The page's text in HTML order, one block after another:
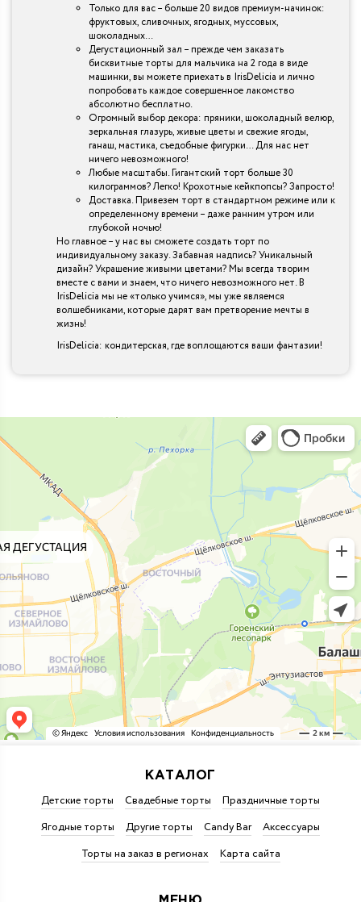
Только для вас – больше 20 видов премиум-начинок:
фруктовых, сливочных, ягодных, муссовых,
шоколадных…
Дегустационный зал – прежде чем заказать
бисквитные торты для мальчика на 2 года в виде
машинки, вы можете приехать в IrisDelicia и лично
попробовать каждое совершенное лакомство
абсолютно бесплатно.
Огромный выбор декора: пряники, шоколадный велюр,
зеркальная глазурь, живые цветы и свежие ягоды,
ганаш, мастика, съедобные фигурки… Для нас нет
ничего невозможного!
Любые масштабы. Гигантский торт больше 30
килограммов? Легко! Крохотные кейкпопсы? Запросто!
Доставка. Привезем торт в стандартном режиме или к
определенному времени – даже ранним утром или
глубокой ночью!
Но главное – у нас вы сможете создать торт по
индивидуальному заказу. Забавная надпись? Уникальный
дизайн? Украшение живыми цветами? Мы всегда творим
вместе с вами и знаем, что ничего невозможного нет. В
IrisDelicia мы не «только учимся», мы уже являемся
волшебниками, которые дарят вам претворение мечты в
жизнь!
IrisDelicia: кондитерская, где воплощаются ваши фантазии!
КАТАЛОГ
Детские торты Свадебные торты
Праздничные торты
Ягодные торты
Другие торты Candy Bar
Аксессуары
Торты на заказ в регионах
Карта сайта